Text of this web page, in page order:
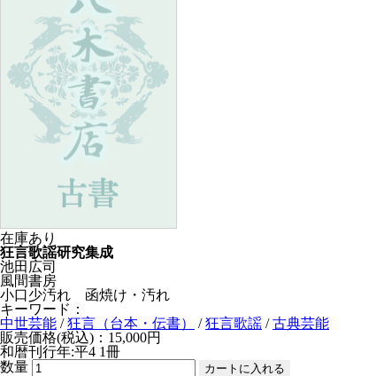
在庫あり
狂言歌謡研究集成
池田広司
風間書房
小口少汚れ 函焼け・汚れ
キーワード：
中世芸能 /狂言（台本・伝書） /狂言歌謡 /古典芸能
販売価格(税込)：15,000円
和暦刊行年:平4 1冊
数量